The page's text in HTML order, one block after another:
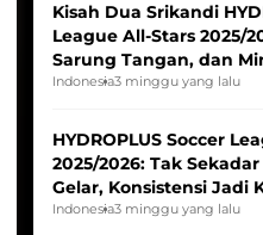
Kisah Dua Srikandi
League All-Stars 2025/
Sarung Tangan, dan
Pernah Padam
Indonesia3 minggu yang lalu
HYDROPLUS Soccer
2025/2026: Tak
Gelar, Konsistensi Jadi
Indonesia3 minggu yang lalu